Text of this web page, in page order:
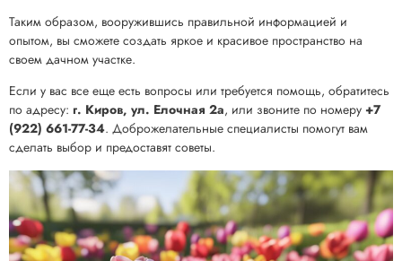
Таким образом, вооружившись правильной информацией и
опытом, вы сможете создать яркое и красивое пространство на
своем дачном участке.
Если у вас все еще есть вопросы или требуется помощь, обратитесь
по адресу: г. Киров, ул. Елочная 2а, или звоните по номеру +7
(922) 661-77-34. Доброжелательные специалисты помогут вам
сделать выбор и предоставят советы.